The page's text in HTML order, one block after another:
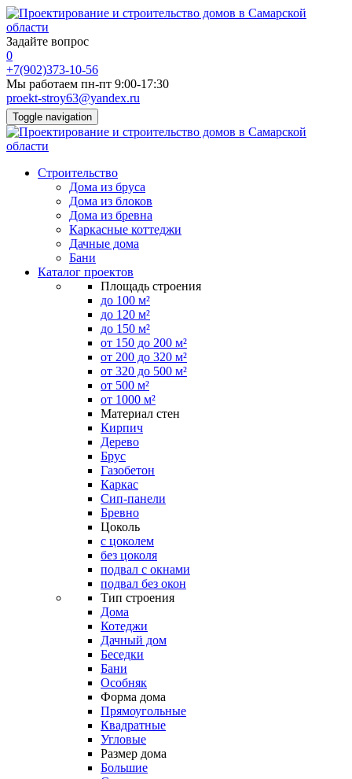
Задайте вопрос
0
+7(902)373-10-56
Мы работаем пн-пт 9:00-17:30
proekt-stroy63@yandex.ru
Toggle navigation
Строительство
Дома из бруса
Дома из блоков
Дома из бревна
Каркасные коттеджи
Дачные дома
Бани
Каталог проектов
Площадь строения
до 100 м²
до 120 м²
до 150 м²
от 150 до 200 м²
от 200 до 320 м²
от 320 до 500 м²
от 500 м²
от 1000 м²
Материал стен
Кирпич
Дерево
Брус
Газобетон
Каркас
Сип-панели
Бревно
Цоколь
с цоколем
без цоколя
подвал с окнами
подвал без окон
Тип строения
Дома
Котеджи
Дачный дом
Беседки
Бани
Особняк
Форма дома
Прямоугольные
Квадратные
Угловые
Размер дома
Большие